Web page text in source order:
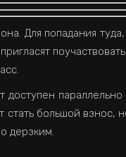
Для попадания
доступен
большой взнос,
дерзким.